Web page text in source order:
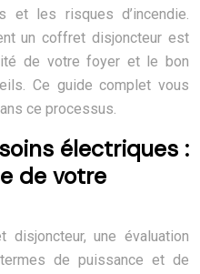
et les risques d’incendie.
un coffret disjoncteur est
de votre foyer et le bon
Ce guide complet vous
ce processus.
électriques :
de votre
une évaluation
de puissance et de